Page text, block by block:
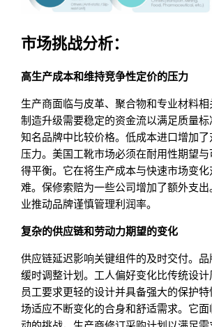
市场挑战分析：
高生产成本和维持竞争性定价的压力
生产商面临与皮革、聚合物和专业材料相
制造升级需要稳定的资金流以满足质量
知名品牌中比较价格。低成本进口增加
压力。美国工靴市场必须在耐用性期望
得平衡。它在将生产成本与快速市场变
难。保修索赔为一些公司增加了额外支
业推动品牌谨慎管理利润率。
复杂的供应链和劳动力期望的变化
供应链延迟影响关键组件的及时交付。
缓时调整计划。工人偏好变化比传统设
员工要求更轻的设计并具备强大的保护
场适应不断变化的合身和舒适需求。它